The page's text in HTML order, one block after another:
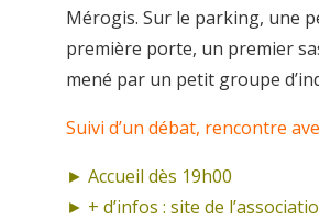
Mérogis. Sur le parking, une
première porte, un premier
mené par un petit groupe
Suivi d’un débat, rencontre
► Accueil dès 19h00
► + d’infos : site de